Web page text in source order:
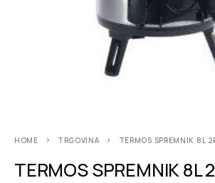
HOME TRGOVINA TERMOS SPREMNIK 8L
TERMOS SPREMNIK 8L